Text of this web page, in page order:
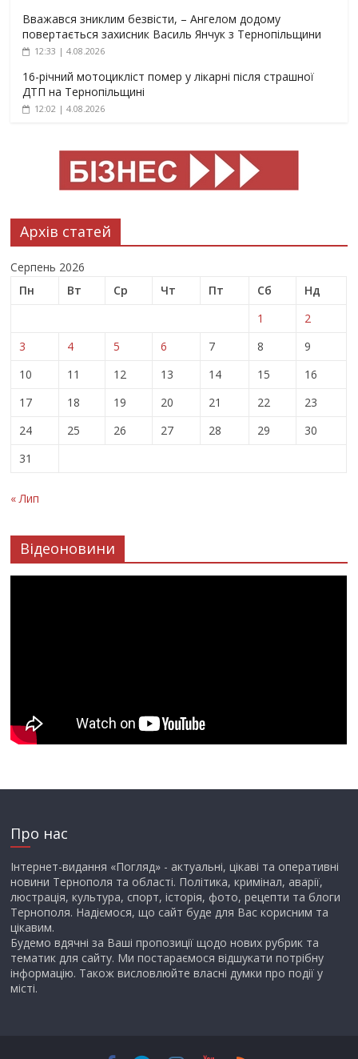
Вважався зниклим безвісти, – Ангелом додому
повертається захисник Василь Янчук з Тернопільщини
12:33 | 4.08.2026
16-річний мотоцикліст помер у лікарні після страшної
ДТП на Тернопільщині
12:02 | 4.08.2026
Архів статей
Серпень 2026
Пн
Вт Ср Чт Пт Сб
Нд
1
2
3
4 5 6 7 8
9
10
11 12 13 14 15
16
17
18 19 20 21 22
23
24
25 26 27 28 29
30
31
« Лип
Відеоновини
Про нас
Інтернет-видання «Погляд» - актуальні, цікаві та оперативні
новини Тернополя та області. Політика, кримінал, аварії,
люстрація, культура, спорт, історія, фото, рецепти та блоги
Тернополя. Надіємося, що сайт буде для Вас корисним та
цікавим.
Будемо вдячні за Ваші пропозиції щодо нових рубрик та
тематик для сайту. Ми постараємося відшукати потрібну
інформацію. Також висловлюйте власні думки про події у
місті.